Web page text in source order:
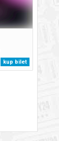
kup bilet